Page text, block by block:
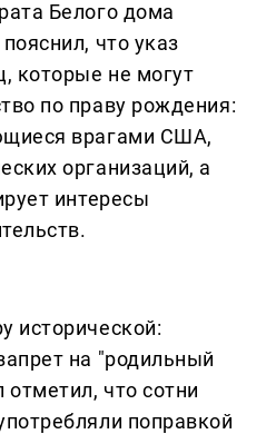
Белого дома
что указ
которые не могут
по праву рождения:
врагами США,
организаций, а
интересы
исторической:
на "родильный
что сотни
поправкой